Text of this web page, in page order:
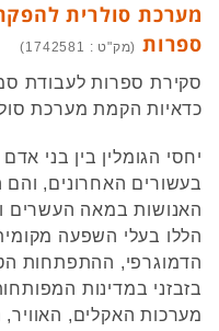
מערכת סולרית
ספרות (מק"ט : 1742581)
סקירת ספרות לעבודת
כדאיות הקמת מערכת
יחסי הגומלין בין בני
בעשורים האחרונים,
האנושות במאה העשרים
הללו בעלי השפעה
הדמוגרפי, ההתפתחות
בזבזני במדינות
מערכות האקלים,